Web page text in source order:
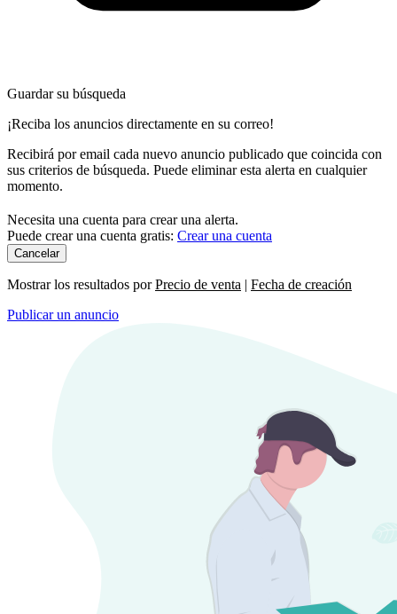
Guardar su búsqueda
¡Reciba los anuncios directamente en su correo!
Recibirá por email cada nuevo anuncio publicado que coincida con
sus criterios de búsqueda. Puede eliminar esta alerta en cualquier
momento.
Necesita una cuenta para crear una alerta.
Puede crear una cuenta gratis: Crear una cuenta
Cancelar
Mostrar los resultados porPrecio de venta | Fecha de creación
Publicar un anuncio